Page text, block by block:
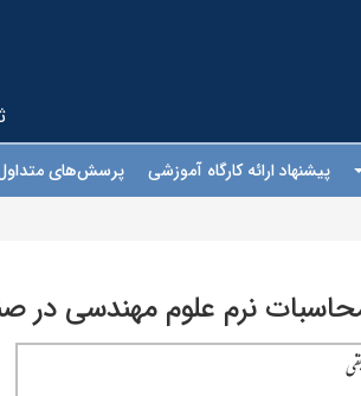
پیشنهاد ارائه کارگاه آموزشی
پرسش‌های
نرم علوم مهندسی در